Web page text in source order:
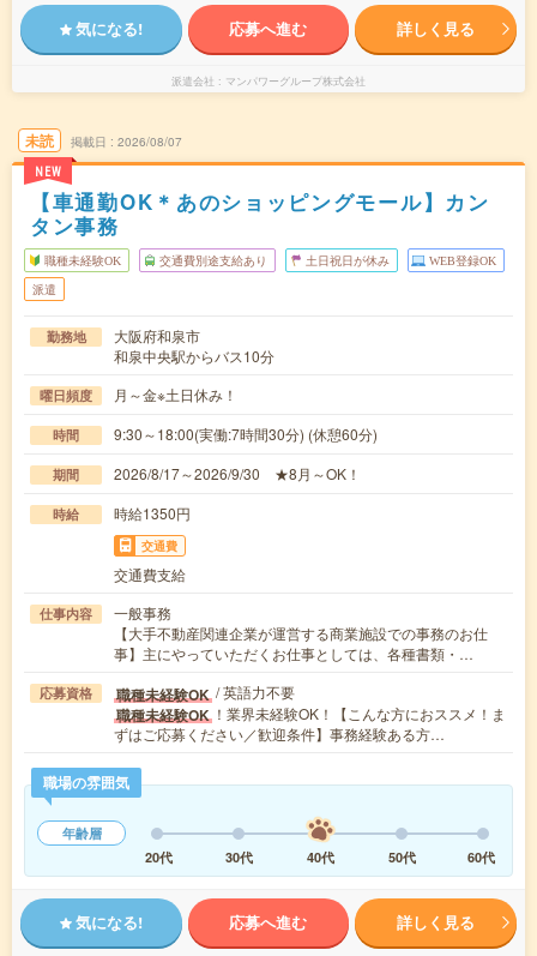
気になる! 応募へ進む 詳しく見る
派遣会社 マンパワーグループ株式会社
未読
NEW
掲載日 2026/08/07
【車通勤OK＊あのショッピングモール】カン
タン事務
職種未経験OK 交通費別途支給あり 土日祝日が休み WEB登録OK
派遣
勤務地
大阪府和泉市
和泉中央駅からバス10分
曜日頻度 月～金※土日休み！
時間 9:30～18:00(実働:7時間30分) (休憩60分)
期間 2026/8/17～2026/9/30 ★8月～OK！
時給 時給1350円
交通費
交通費支給
仕事内容
一般事務
【大手不動産関連企業が運営する商業施設での事務のお仕
事】主にやっていただくお仕事としては、各種書類・…
応募資格 職種未経験OK / 英語力不要
職種未経験OK ！業界未経験OK！【こんな方におススメ！ま
ずはご応募ください／歓迎条件】事務経験ある方…
職場の雰囲気
年齢層
20代
30代 40代 50代 60代
気になる! 応募へ進む 詳しく見る